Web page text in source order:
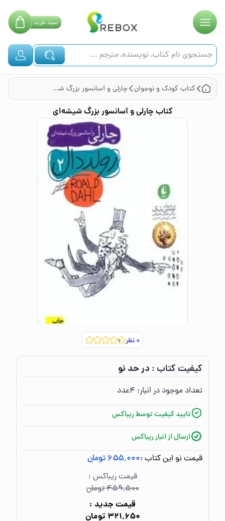
سبدخرید
کتاب کودک و نوجوان چارلی و آسانسور بزرگ شیشه‌ای
کتاب چارلی و آسانسور بزرگ شیشه‌ای
۰نظر
کیفیت کتاب :‌در حد نو
تعداد موجود در انبار:‌ ۴عدد
تایید کیفیت توسط ریباکس
ارسال از انبار ریباکس
قیمت نو این کتاب :۶۵۵٬۰۰۰ تومان
قیمت ریباکس :
۴۵۹٬۵۰۰ تومان
قیمت جدید :
۳۲۱٬۶۵۰ تومان